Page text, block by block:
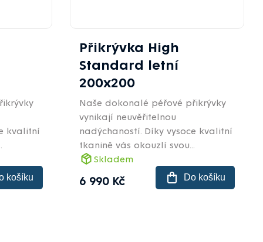
košíku
kvalitní
Přikrývka High
Standard letní
200x200
Skladem
6 990 Kč Do košíku
Naše dokonalé péřové přikrývky
vynikají neuvěřitelnou
nadýchaností. Díky vysoce kvalitní
tkanině vás okouzlí svou...